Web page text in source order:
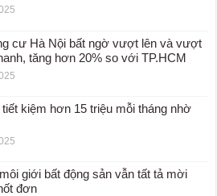
cư Hà Nội bất ngờ vượt lên và vượt
tăng hơn 20% so với TP.HCM
kiệm hơn 15 triệu mỗi tháng nhờ
giới bất động sản vẫn tất tả mời
đơn